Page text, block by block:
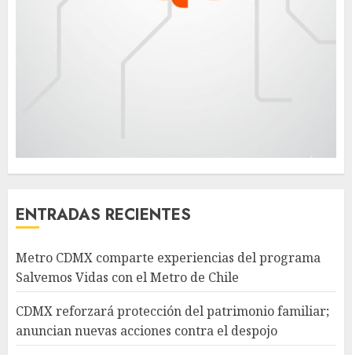
ENTRADAS RECIENTES
Metro CDMX comparte experiencias del programa
Salvemos Vidas con el Metro de Chile
CDMX reforzará protección del patrimonio familiar;
anuncian nuevas acciones contra el despojo